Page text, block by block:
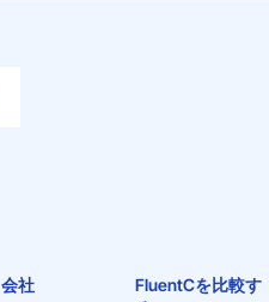
会社
FluentCを比較す